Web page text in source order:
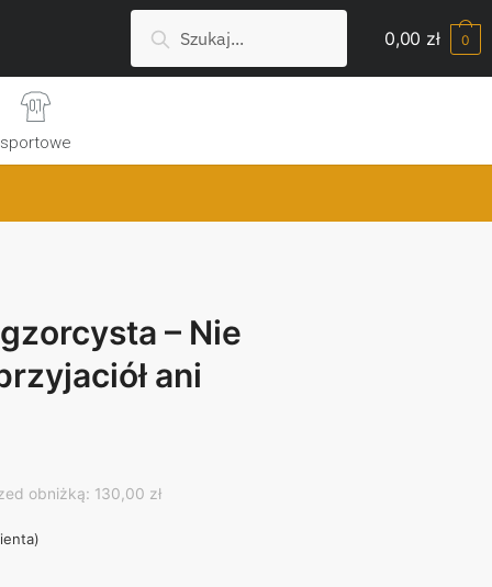
0,00 zł 0
Search
sportowe
– Nie
ani
obniżką: 130,00 zł